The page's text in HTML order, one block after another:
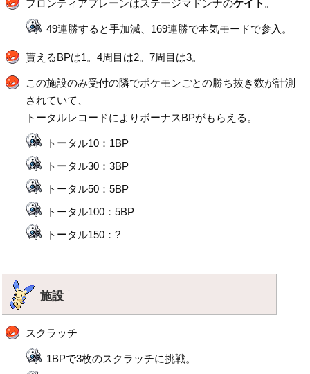
フロンティアブレーンはステージマドンナのケイト 。
49連勝すると手加減、169連勝で本気モードで参入。
貰えるBPは1。4周目は2。7周目は3。
この施設のみ受付の隣でポケモンごとの勝ち抜き数が計測
されていて、
トータルレコードによりボーナスBPがもらえる。
トータル10：1BP
トータル30：3BP
トータル50：5BP
トータル100：5BP
トータル150：?
施設†
スクラッチ
1BPで3枚のスクラッチに挑戦。